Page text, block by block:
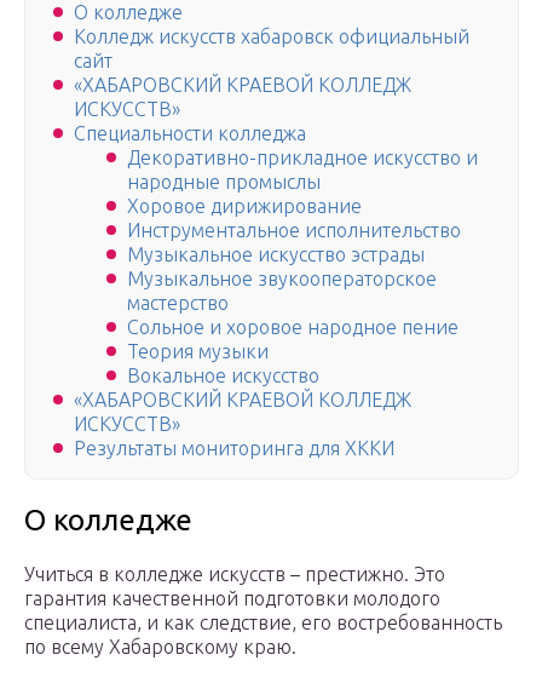
О колледже
Колледж искусств хабаровск официальный
сайт
«ХАБАРОВСКИЙ КРАЕВОЙ КОЛЛЕДЖ
ИСКУССТВ»
Специальности колледжа
Декоративно-прикладное искусство и
народные промыслы
Хоровое дирижирование
Инструментальное исполнительство
Музыкальное искусство эстрады
Музыкальное звукооператорское
мастерство
Сольное и хоровое народное пение
Теория музыки
Вокальное искусство
«ХАБАРОВСКИЙ КРАЕВОЙ КОЛЛЕДЖ
ИСКУССТВ»
Результаты мониторинга для ХККИ
О колледже
Учиться в колледже искусств – престижно. Это
гарантия качественной подготовки молодого
специалиста, и как следствие, его востребованность
по всему Хабаровскому краю.